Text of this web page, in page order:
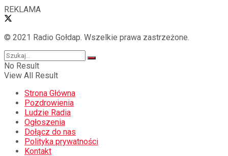
REKLAMA
© 2021 Radio Gołdap. Wszelkie prawa zastrzeżone.
No Result
View All Result
Strona Główna
Pozdrowienia
Ludzie Radia
Ogłoszenia
Dołącz do nas
Polityka prywatności
Kontakt